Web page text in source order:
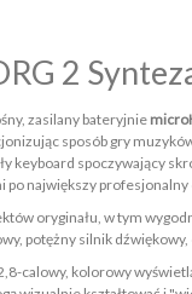
2
zasilany bateryjnie
sposób gry
keyboard spoczywający
po największy
oryginału, w tym
potężny silnik
calowy, kolorowy